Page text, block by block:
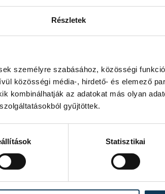
Részletek
személyre szabásához, közösségi
közösségi média-, hirdető- és elemező
kombinálhatják az adatokat más olyan
gyűjtöttek.
Statisztikai
versenyt rendeztek
a veszprémi Pintes biztosított otthont
bajnokság második fordulójának.
17. 10:56